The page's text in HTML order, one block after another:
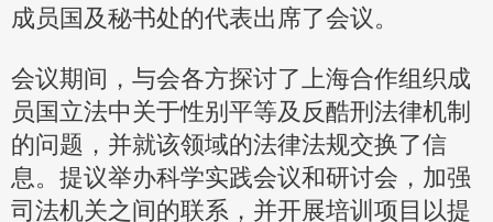
成员国及秘书处的代表出席了会议。
会议期间，与会各方探讨了上海合作组织成
员国立法中关于性别平等及反酷刑法律机制
的问题，并就该领域的法律法规交换了信
息。提议举办科学实践会议和研讨会，加强
司法机关之间的联系，并开展培训项目以提